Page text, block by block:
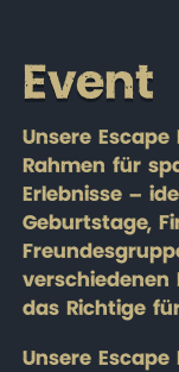
Event
Unsere
Rahmen für
Erlebnisse –
Geburtstage,
das Richtige
Unsere